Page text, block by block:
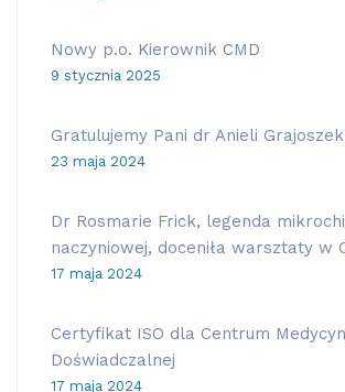
Nowy p.o. Kierownik CMD
9 stycznia 2025
Gratulujemy Pani dr Anieli
23 maja 2024
Dr Rosmarie Frick, legenda
naczyniowej, doceniła warsztaty w
17 maja 2024
Certyfikat ISO dla Centrum
Doświadczalnej
17 maja 2024